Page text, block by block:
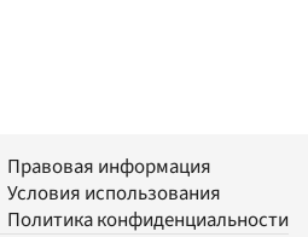
Правовая информация
Условия использования
Политика конфиденциальности